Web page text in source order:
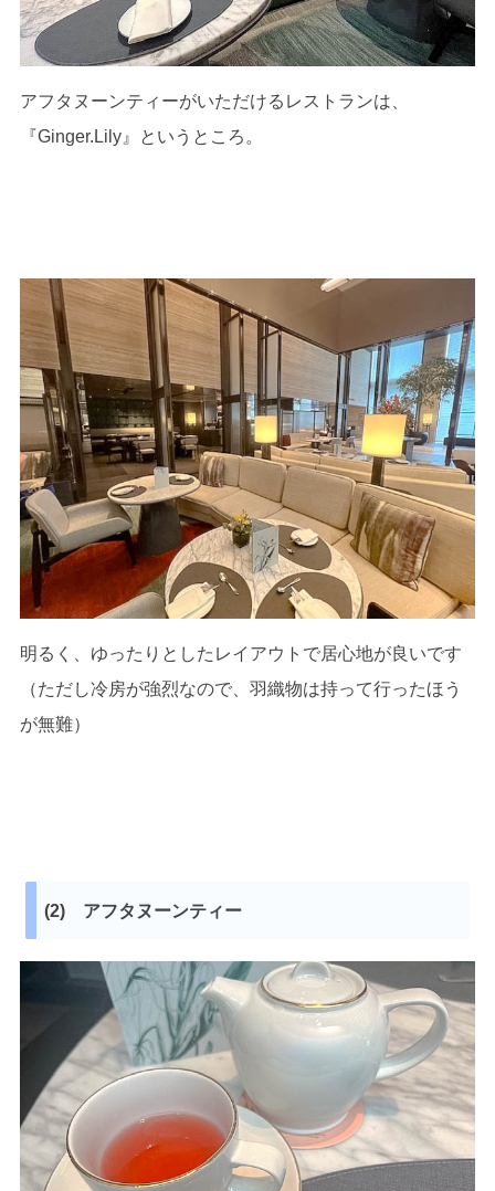
アフタヌーンティーがいただけるレストランは、
『Ginger.Lily』というところ。
明るく、ゆったりとしたレイアウトで居心地が良いです
（ただし冷房が強烈なので、羽織物は持って行ったほう
が無難）
(2) アフタヌーンティー